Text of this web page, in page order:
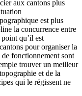
aux cantons plus
est plus
la concurrence entre
qu’il est
pour organiser la
fonctionnement sont
trouver un meilleur
et de la
qui le régissent ne